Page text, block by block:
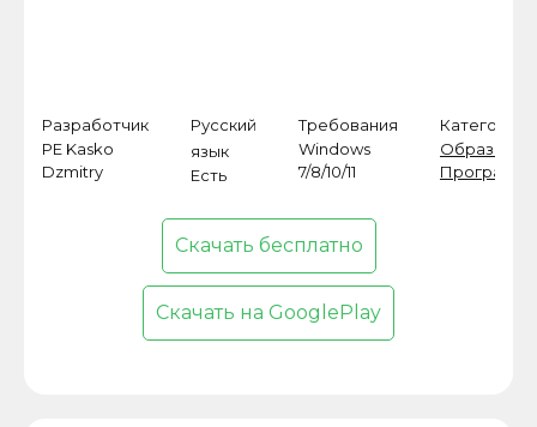
Разработчик
PE Kasko
Dzmitry
Русский
язык
Есть
Требования
Windows
7/8/10/11
Категория
Программы
Скачать бесплатно
Скачать на GooglePlay